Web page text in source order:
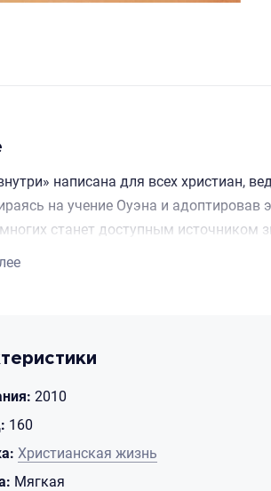
написана для всех христиан,
на учение Оуэна и адоптировав
станет доступным
узнает о том, какие уловки
2010
160
Христианская жизнь
Мягкая